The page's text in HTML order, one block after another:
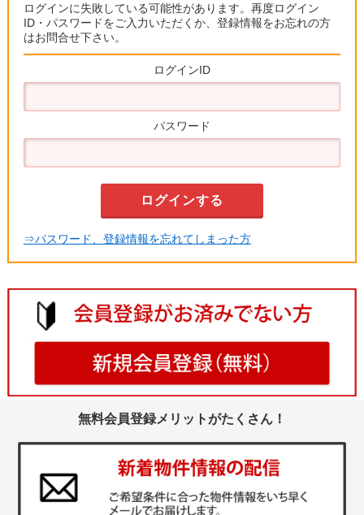
ログインに失敗している可能性があります。再度ログイン
ID・パスワードをご入力いただくか、登録情報をお忘れの方
はお問合せ下さい。
ログインID
パスワード
⇒パスワード、登録情報を忘れてしまった方
無料会員登録メリットがたくさん！